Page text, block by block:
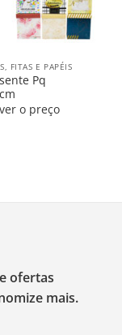
FITAS E PAPÉIS
Pq
o preço
ofertas
mais.